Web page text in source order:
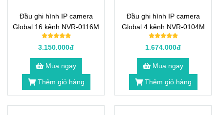
Đầu ghi hình IP camera
Global 16 kênh NVR-0116M
3.150.000đ
Mua ngay
Thêm giỏ hàng
Đầu ghi hình IP camera
Global 4 kênh NVR-0104M
1.674.000đ
Mua ngay
Thêm giỏ hàng